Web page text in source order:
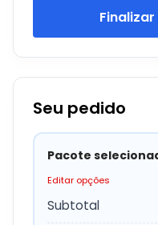
Seu pedido
Pacote
Editar opções
Subtotal